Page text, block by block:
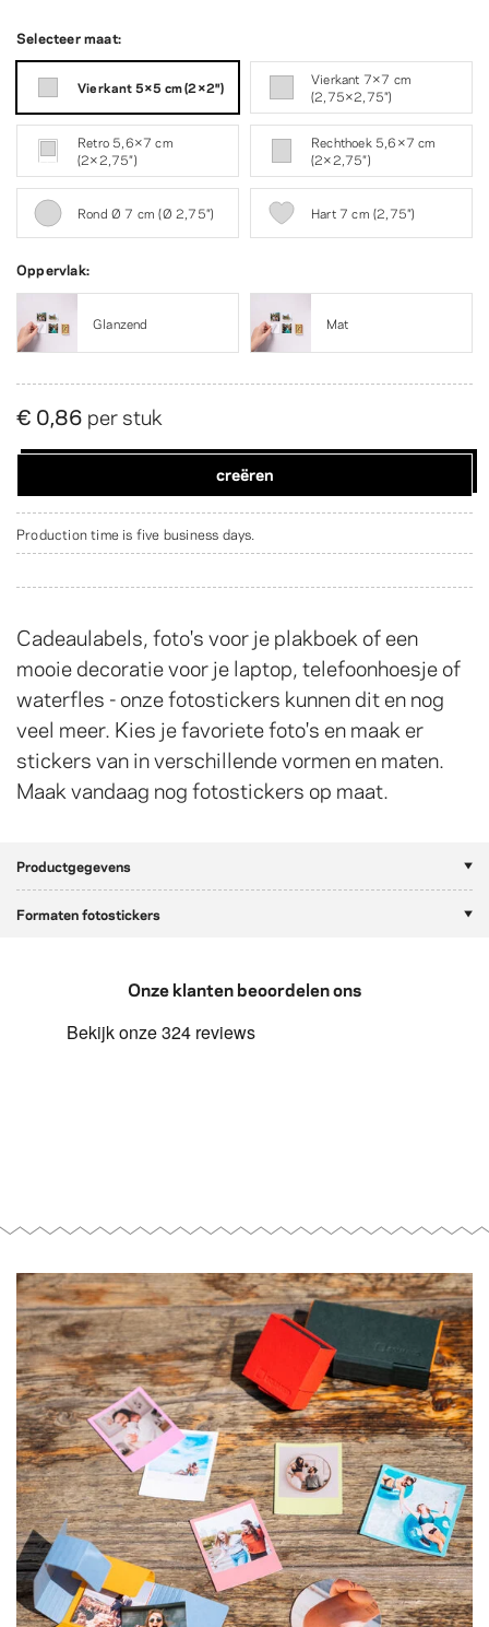
Cadeaulabels, foto's voor je plakboek of een
mooie decoratie voor je laptop, telefoonhoesje of
waterfles - onze fotostickers kunnen dit en nog
veel meer. Kies je favoriete foto's en maak er
stickers van in verschillende vormen en maten.
Maak vandaag nog fotostickers op maat.
Selecteer maat:
Vierkant 5×5 cm (2×2″)
Vierkant 7×7 cm
(2,75×2,75″)
Retro 5,6×7 cm
(2×2,75″)
Rechthoek 5,6×7 cm
(2×2,75″)
Rond Ø 7 cm (Ø 2,75″) Hart 7 cm (2,75″)
Oppervlak:
Glanzend Mat
€ 0,86 per stuk
creëren
Production time is five business days.
Productgegevens
Formaten fotostickers
Onze klanten beoordelen ons